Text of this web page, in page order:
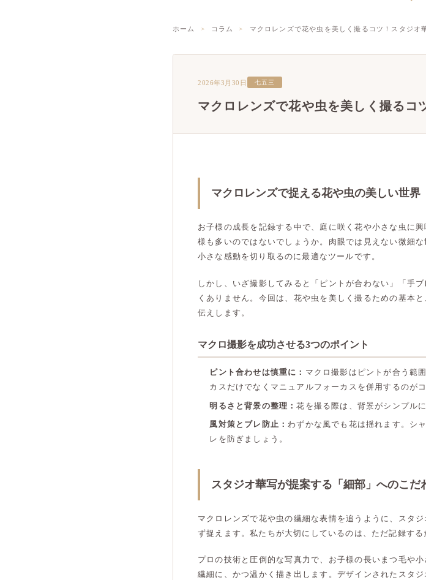
ホーム コラム マクロレンズで花や虫を美しく撮るコツ！スタジオ
2026年3月30日 七五三
マクロレンズで花や虫を美しく撮るコ
マクロレンズで捉える花や虫の美しい世界
お子様の成長を記録する中で、庭に咲く花や小さな虫に
様も多いのではないでしょうか。肉眼では見えない微細
小さな感動を切り取るのに最適なツールです。
しかし、いざ撮影してみると「ピントが合わない」「手
くありません。今回は、花や虫を美しく撮るための基本
伝えします。
マクロ撮影を成功させる3つのポイント
ピント合わせは慎重に： マクロ撮影はピントが合う範
カスだけでなくマニュアルフォーカスを併用するのがコ
明るさと背景の整理：花を撮る際は、背景がシンプル
風対策とブレ防止：わずかな風でも花は揺れます。シ
レを防ぎましょう。
スタジオ華写が提案する「細部」へのこだ
マクロレンズで花や虫の繊細な表情を追うように、スタ
ず捉えます。私たちが大切にしているのは、ただ記録す
プロの技術と圧倒的な写真力で、お子様の長いまつ毛や
繊細に、かつ温かく描き出します。デザインされたスタ